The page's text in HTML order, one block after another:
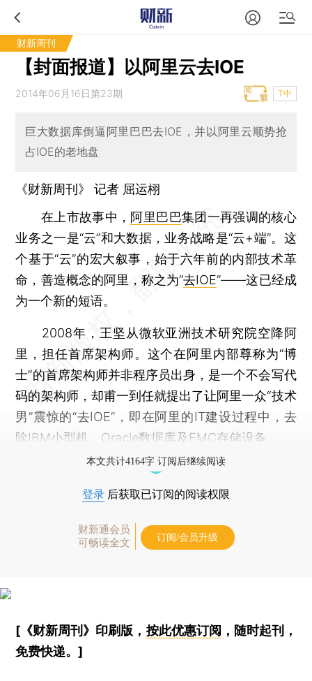
财新周刊
【封面报道】以阿里云去IOE
2014年06月16日第23期 T中
巨大数据库倒逼阿里巴巴去IOE，并以阿里云顺势抢
占IOE的老地盘
《财新周刊》 记者 屈运栩
在上市故事中， 阿里巴巴集团一再强调的核心
业务之一是“云”和大数据，业务战略是“云+端”。这
个基于“云”的宏大叙事，始于六年前的内部技术革
命，善造概念的阿里，称之为“去IOE”——这已经成
为一个新的短语。
2008年，王坚从微软亚洲技术研究院空降阿
里，担任首席架构师。这个在阿里内部尊称为“博
士”的首席架构师并非程序员出身，是一个不会写代
码的架构师，却甫一到任就提出了让阿里一众“技术
男”震惊的“去IOE”，即在阿里的IT建设过程中，去
除IBM小型机、Oracle数据库及EMC存储设备。
本文共计4164字 订阅后继续阅读
登录 后获取已订阅的阅读权限
财新通会员
可畅读全文
订阅/会员升级
[《财新周刊》印刷版， 按此优惠订阅 ，随时起刊，
免费快递。]